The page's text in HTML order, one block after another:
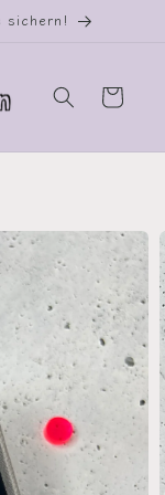
sichern!
Warenkorb